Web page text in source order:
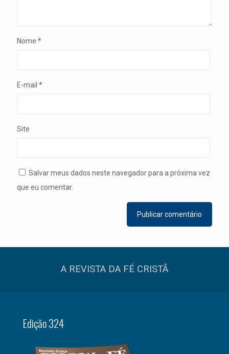
Nome *
E-mail *
Site
Salvar meus dados neste navegador para a próxima vez
que eu comentar.
A REVISTA DA FÉ CRISTÃ
Edição 324